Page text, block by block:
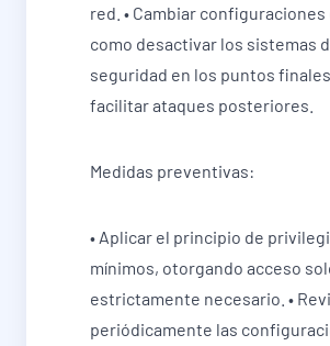
red. • Cambiar
como desactivar los sistemas
seguridad en los puntos
facilitar ataques posteriores.
Medidas preventivas:
• Aplicar el principio de
mínimos, otorgando acceso
estrictamente necesario. •
periódicamente las